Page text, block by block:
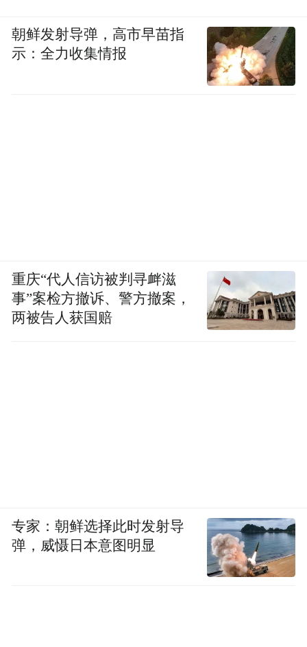
朝鲜发射导弹，高市早苗指
示：全力收集情报
重庆“代人信访被判寻衅滋
事”案检方撤诉、警方撤案，
两被告人获国赔
专家：朝鲜选择此时发射导
弹，威慑日本意图明显